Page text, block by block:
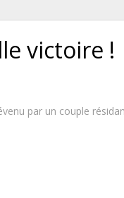
victoire !
par un couple